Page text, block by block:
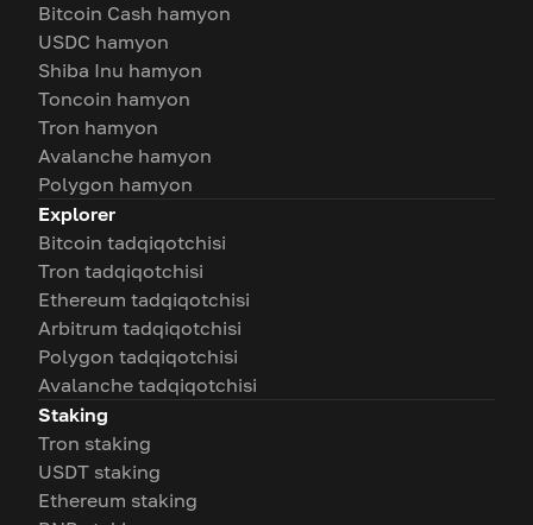
Bitcoin Cash hamyon
USDC hamyon
Shiba Inu hamyon
Toncoin hamyon
Tron hamyon
Avalanche hamyon
Polygon hamyon
Explorer
Bitcoin tadqiqotchisi
Tron tadqiqotchisi
Ethereum tadqiqotchisi
Arbitrum tadqiqotchisi
Polygon tadqiqotchisi
Avalanche tadqiqotchisi
Staking
Tron staking
USDT staking
Ethereum staking